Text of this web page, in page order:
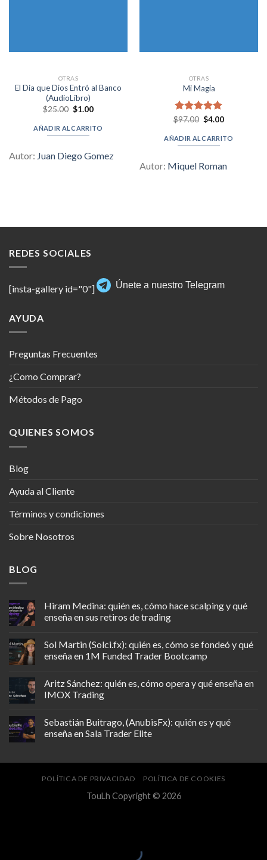
OTRAS
El Día que Dios Entró al Banco
(AudioLibro)
$25.00 Original
was:
$25.00.
$1.00Current
is:
$1.00.
AÑADIR AL CARRITO
Autor: Juan Diego Gomez
OTRAS
Mi Magia
Valorado en
$97.00 Original
was:
$97.00.
$4.00Current
is:
$4.00.
AÑADIR AL CARRITO
Autor: Miquel Roman
REDES SOCIALES
[insta-gallery id="0"] Únete a nuestro Telegram
AYUDA
Preguntas Frecuentes
¿Como Comprar?
Métodos de Pago
QUIENES SOMOS
Blog
Ayuda al Cliente
Términos y condiciones
Sobre Nosotros
BLOG
Hiram Medina: quién es, cómo hace scalping y qué
enseña en sus retiros de trading
Sol Martin (Solci.fx): quién es, cómo se fondeó y qué
enseña en 1M Funded Trader Bootcamp
Aritz Sánchez: quién es, cómo opera y qué enseña en
IMOX Trading
Sebastián Buitrago, (AnubisFx): quién es y qué
enseña en Sala Trader Elite
POLÍTICA DE PRIVACIDAD POLÍTICA DE COOKIES
TouLh Copyright © 2026